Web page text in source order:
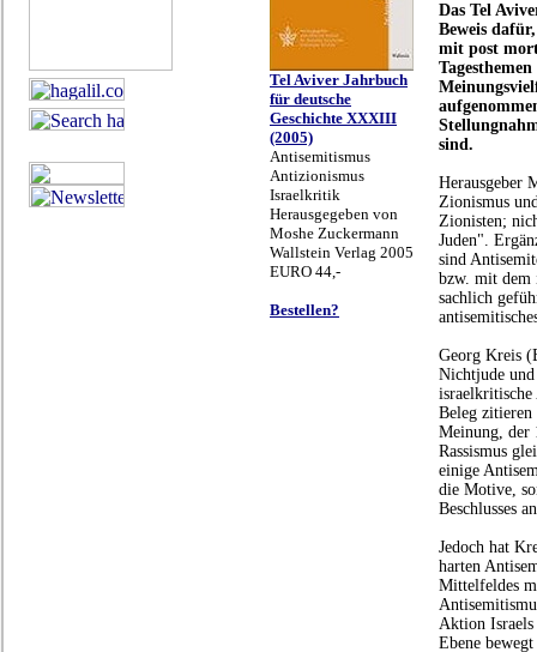
Tel Aviver Jahrbuch
für deutsche
Geschichte XXXIII
(2005)
Antisemitismus
Antizionismus
Israelkritik
Herausgegeben von
Moshe Zuckermann
Wallstein Verlag 2005
EURO 44,-
Bestellen?
Das Tel
Beweis
mit post
sind.
Herausgeber
Zionismus
Zionisten;
Juden".
sind
bzw. mit dem
sachlich
Georg Kreis
Nichtjude
israelkritische
Beleg
Meinung, der
Rassismus
einige
die Motive,
Beschlusses
Jedoch hat
harten
Mittelfeldes
Aktion
Ebene